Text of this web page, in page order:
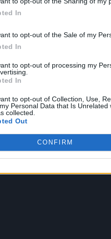
In
to opt-out of the Sale of my
In
to opt-out of processing my
In
to opt-out of Collection, Use,
Personal Data that Is
collected.
Out
CONFIRM